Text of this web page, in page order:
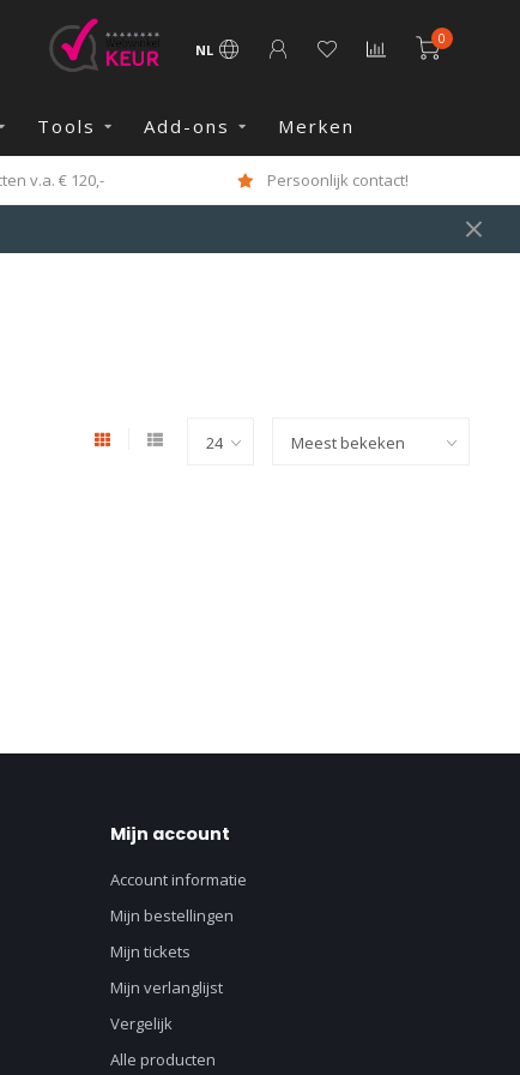
NL
0
Tools Add-ons Merken
v.a. € 120,- Persoonlijk contact!
Mijn account
Account informatie
Mijn bestellingen
Mijn tickets
Mijn verlanglijst
Vergelijk
Alle producten